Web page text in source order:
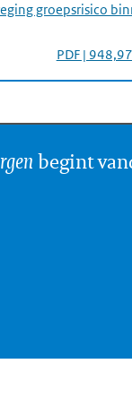
groepsrisico
PDF |
begint